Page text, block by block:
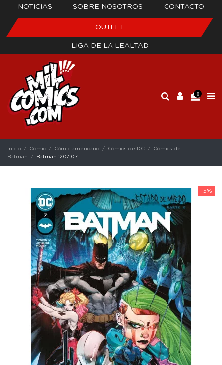
NOTICIAS SOBRE NOSOTROS CONTACTO
OUTLET
LIGA DE LA LEALTAD
0
Inicio Cómic Cómic americano Cómics de DC
Cómics de
Batman
Batman 120/ 07
-5%